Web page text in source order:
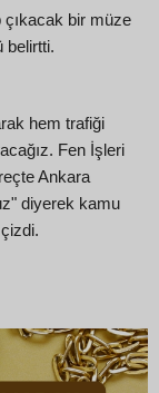
çıkacak bir müze
belirtti.
hem trafiği
Fen İşleri
Ankara
diyerek kamu
çizdi.